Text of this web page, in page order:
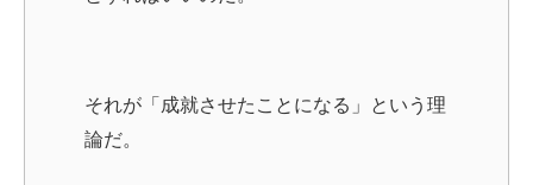
それが「成就させたことになる」という理
論だ。